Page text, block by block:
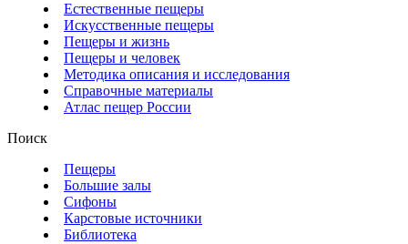
Естественные пещеры
Искусственные пещеры
Пещеры и жизнь
Пещеры и человек
Методика описания и исследования
Справочные материалы
Атлас пещер России
Поиск
Пещеры
Большие залы
Сифоны
Карстовые источники
Библиотека